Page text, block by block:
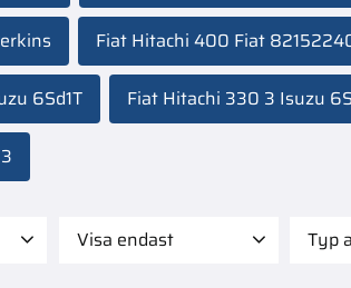
Fiat Hitachi 400 Fiat
6Sd1T Fiat Hitachi 330 3 Isuzu
Visa endast Typ